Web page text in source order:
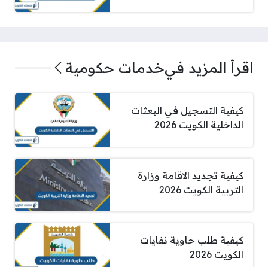
اقرأ المزيد فيخدمات حكومية
كيفية التسجيل في البعثات
الداخلية الكويت 2026
كيفية تجديد الاقامة وزارة
التربية الكويت 2026
كيفية طلب حاوية نفايات
الكويت 2026